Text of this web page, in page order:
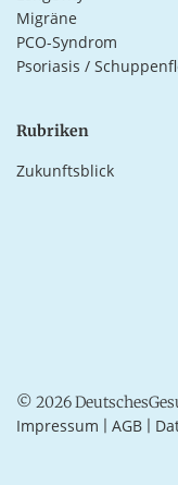
Migräne
PCO-Syndrom
Psoriasis /
Rubriken
Zukunftsblick
© 2026
Impressum AGB